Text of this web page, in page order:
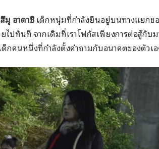
มุ อาดาชิเด็กหนุ่มที่กำลังยืนอยู่บนทางแยกขอ
ปทันที จากเดิมที่เราโฟกัสเพียงการต่อสู้กับ
ด็กคนหนึ่งที่กำลังตั้งคำถามกับอนาคตของตัวเ